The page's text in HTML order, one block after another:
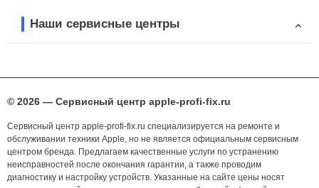
Наши сервисные центры
© 2026 — Сервисный центр apple-profi-fix.ru
Сервисный центр apple-profi-fix.ru специализируется на ремонте и
обслуживании техники Apple, но не является официальным сервисным
центром бренда. Предлагаем качественные услуги по устранению
неисправностей после окончания гарантии, а также проводим
диагностику и настройку устройств. Указанные на сайте цены носят